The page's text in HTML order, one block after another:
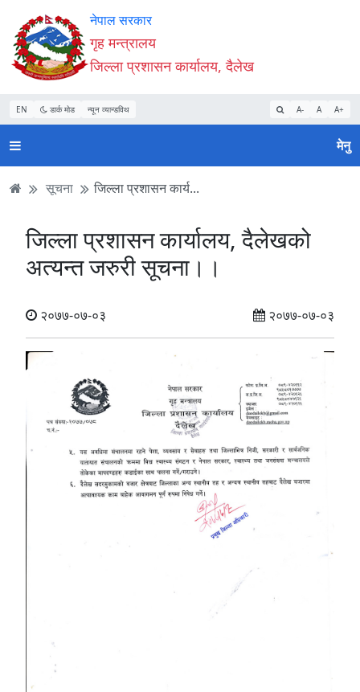
Accessibility
Mode
सुरु
गर्नुहोस्
सामाग्री
पढ्नुहाेस्
नेभिगेसन
पढ्नुहाेस्
वेबसाइट
खोजमा
जानुहोस्
नेपाल सरकार
गृह मन्त्रालय
जिल्ला प्रशासन कार्यालय, दैलेख
EN डार्क मोड न्यून व्यान्डविथ A- A A+
मेनु
सूचना जिल्ला प्रशासन कार्य...
जिल्ला प्रशासन कार्यालय, दैलेखको
अत्यन्त जरुरी सूचना।।
२०७७-०७-०३ २०७७-०७-०३